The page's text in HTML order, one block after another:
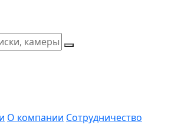
О компании Сотрудничество